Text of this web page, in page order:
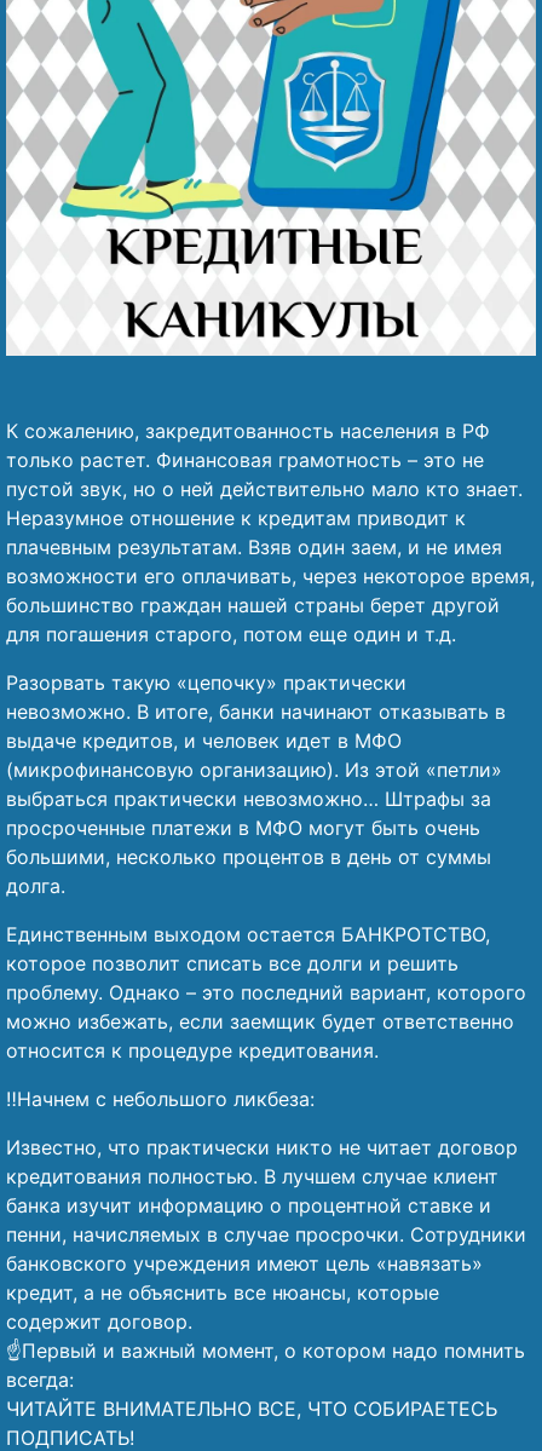
К сожалению, закредитованность населения в РФ
только растет. Финансовая грамотность – это не
пустой звук, но о ней действительно мало кто знает.
Неразумное отношение к кредитам приводит к
плачевным результатам. Взяв один заем, и не имея
возможности его оплачивать, через некоторое время,
большинство граждан нашей страны берет другой
для погашения старого, потом еще один и т.д.
Разорвать такую «цепочку» практически
невозможно. В итоге, банки начинают отказывать в
выдаче кредитов, и человек идет в МФО
(микрофинансовую организацию). Из этой «петли»
выбраться практически невозможно… Штрафы за
просроченные платежи в МФО могут быть очень
большими, несколько процентов в день от суммы
долга.
Единственным выходом остается БАНКРОТСТВО,
которое позволит списать все долги и решить
проблему. Однако – это последний вариант, которого
можно избежать, если заемщик будет ответственно
относится к процедуре кредитования.
‼️Начнем с небольшого ликбеза:
Известно, что практически никто не читает договор
кредитования полностью. В лучшем случае клиент
банка изучит информацию о процентной ставке и
пенни, начисляемых в случае просрочки. Сотрудники
банковского учреждения имеют цель «навязать»
кредит, а не объяснить все нюансы, которые
содержит договор.
☝️Первый и важный момент, о котором надо помнить
всегда:
ЧИТАЙТЕ ВНИМАТЕЛЬНО ВСЕ, ЧТО СОБИРАЕТЕСЬ
ПОДПИСАТЬ!